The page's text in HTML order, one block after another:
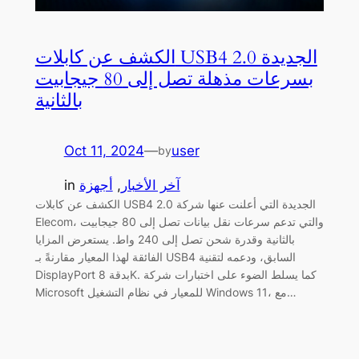
الكشف عن كابلات USB4 2.0 الجديدة
بسرعات مذهلة تصل إلى 80 جيجابيت
بالثانية
Oct 11, 2024—byuser
in آخر الأخبار , أجهزة
الكشف عن كابلات USB4 2.0 الجديدة التي أعلنت عنها شركة
Elecom، والتي تدعم سرعات نقل بيانات تصل إلى 80 جيجابيت
بالثانية وقدرة شحن تصل إلى 240 واط. يستعرض المزايا
الفائقة لهذا المعيار مقارنةً بـ USB4 السابق، ودعمه لتقنية
DisplayPort بدقة 8K. كما يسلط الضوء على اختبارات شركة
Microsoft للمعيار في نظام التشغيل Windows 11، مع…